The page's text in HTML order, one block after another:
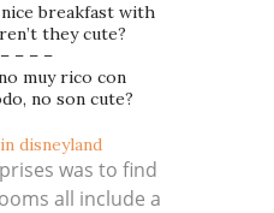
breakfast with
they cute?
– – –
muy rico con
no son cute?
was to find
all include a